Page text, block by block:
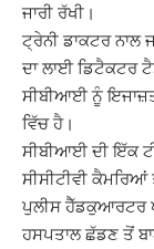
ਜਾਰੀ ਰੱਖੀ।
ਟ੍ਰੇਨੀ ਡਾਕਟਰ ਨਾਲ
ਦਾ ਲਾਈ ਡਿਟੈਕਟਰ
ਸੀਬੀਆਈ ਨੂੰ
ਵਿੱਚ ਹੈ।
ਸੀਬੀਆਈ ਦੀ ਇੱਕ
ਸੀਸੀਟੀਵੀ
ਪੁਲੀਸ ਹੈੱਡਕੁਆਰਟਰ
ਹਸਪਤਾਲ ਛੱਡਣ ਤੋਂ